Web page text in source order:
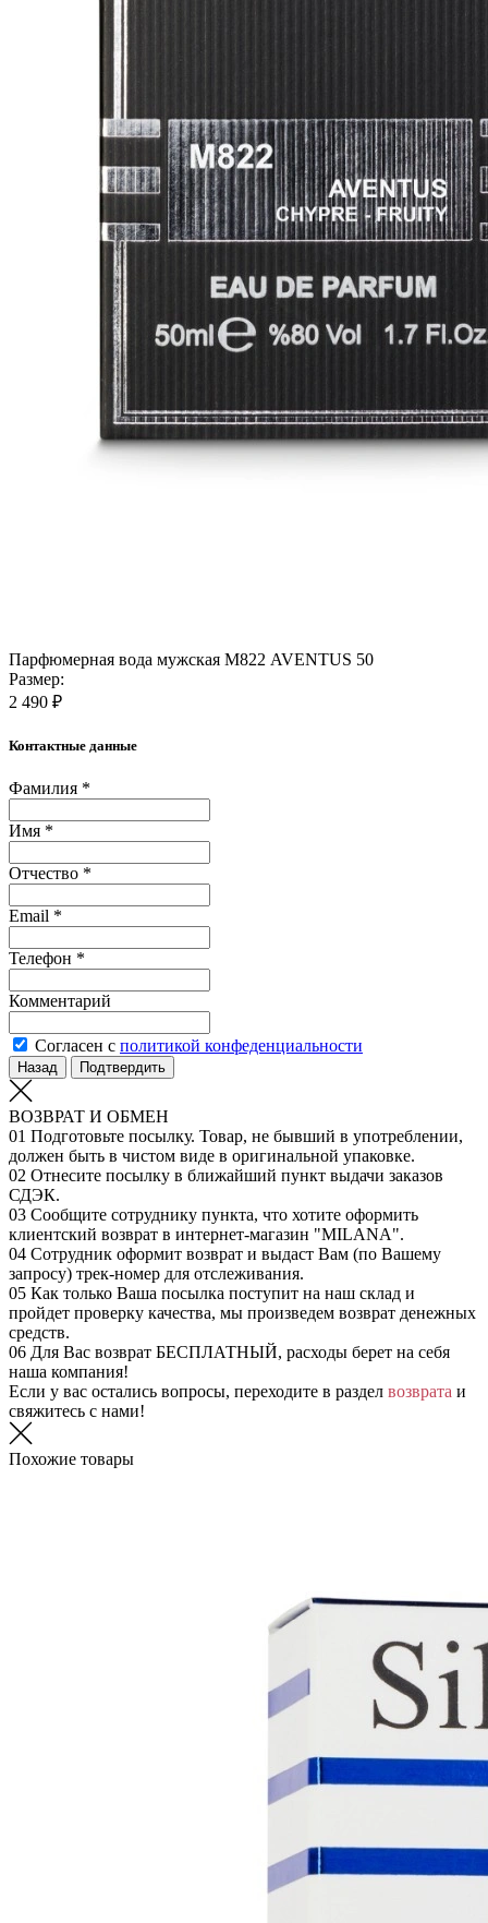
Парфюмерная вода мужская М822 AVENTUS 50
Размер:
2 490 ₽
Контактные данные
Фамилия *
Имя *
Отчество *
Email *
Телефон *
Комментарий
Согласен с политикой конфеденциальности
Назад Подтвердить
ВОЗВРАТ И ОБМЕН
01 Подготовьте посылку. Товар, не бывший в употреблении,
должен быть в чистом виде в оригинальной упаковке.
02 Отнесите посылку в ближайший пункт выдачи заказов
СДЭК.
03 Сообщите сотруднику пункта, что хотите оформить
клиентский возврат в интернет-магазин "MILANA".
04 Сотрудник оформит возврат и выдаст Вам (по Вашему
запросу) трек-номер для отслеживания.
05 Как только Ваша посылка поступит на наш склад и
пройдет проверку качества, мы произведем возврат денежных
средств.
06 Для Вас возврат БЕСПЛАТНЫЙ, расходы берет на себя
наша компания!
Если у вас остались вопросы, переходите в раздел возврата и
свяжитесь с нами!
Похожие товары